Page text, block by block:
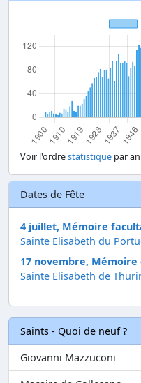
Voir l'ordrestatistique par
Dates de Fête
4 juillet, Mémoire
Sainte Elisabeth du
17 novembre,
Sainte Elisabeth de
Saints - Quoi de neuf ?
Giovanni Mazzuconi